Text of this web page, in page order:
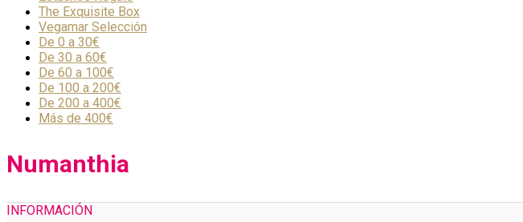
The Exquisite Box
Vegamar Selección
De 0 a 30€
De 30 a 60€
De 60 a 100€
De 100 a 200€
De 200 a 400€
Más de 400€
Numanthia
INFORMACIÓN